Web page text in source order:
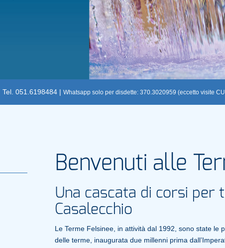
051.6198484 | Whatsapp solo per disdette: 370.3020959 (eccetto visite
Benvenuti alle
Una cascata di corsi per
Casalecchio
Le Terme Felsinee, in attività dal 1992, sono state
delle terme, inaugurata due millenni prima